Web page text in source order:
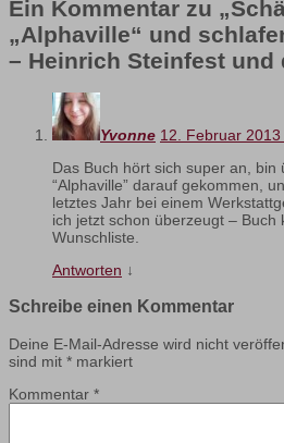
Ein Kommentar zu „
„Alphaville“ und
– Heinrich Steinfest und
Yvonne 12. Februar
Das Buch hört sich super an, bin
“Alphaville” darauf gekommen,
letztes Jahr bei einem
ich jetzt schon überzeugt – Buch
Wunschliste.
Antworten ↓
Schreibe einen Kommentar
Deine E-Mail-Adresse wird nicht
sind mit * markiert
Kommentar *